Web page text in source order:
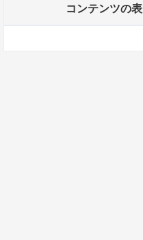
コンテンツの表